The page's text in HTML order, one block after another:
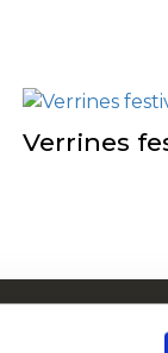
Verrines
en